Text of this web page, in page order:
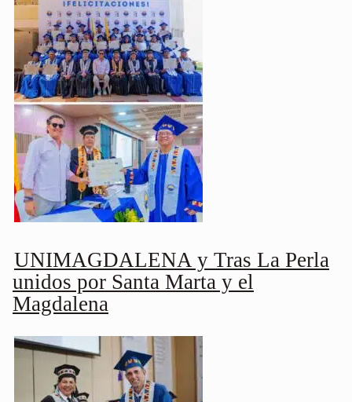
UNIMAGDALENA y Tras La Perla
unidos por Santa Marta y el
Magdalena